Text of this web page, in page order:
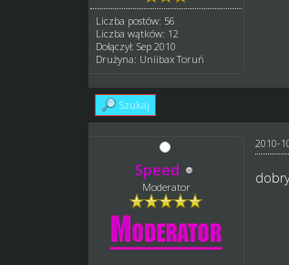
Liczba postów: 56
Liczba wątków: 12
Dołączył: Sep 2010
Drużyna: Uniibax Toruń
Szukaj
Speed
Moderator
2010-